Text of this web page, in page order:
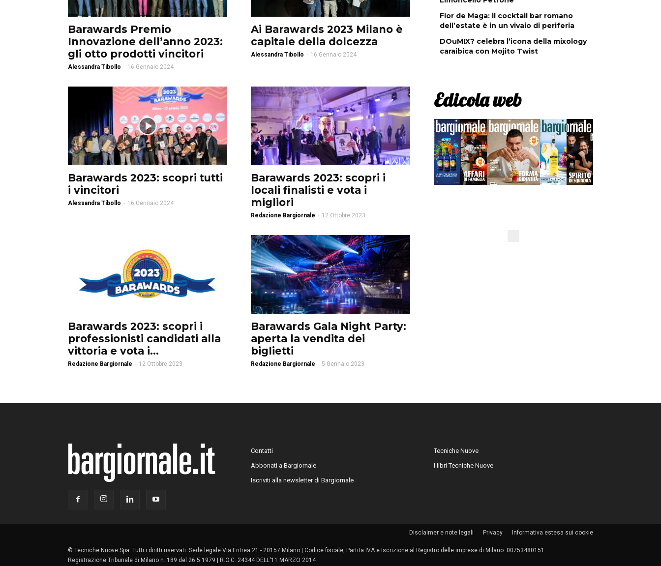
Barawards Premio
Innovazione dell’anno 2023:
gli otto prodotti vincitori
Alessandra Tibollo - 16 Gennaio 2024
Ai Barawards 2023 Milano è
capitale della dolcezza
Alessandra Tibollo - 16 Gennaio 2024
Barawards 2023: scopri tutti
i vincitori
Alessandra Tibollo - 16 Gennaio 2024
Barawards 2023: scopri i
locali finalisti e vota i
migliori
Redazione Bargiornale - 12 Ottobre 2023
Barawards 2023: scopri i
professionisti candidati alla
vittoria e vota i...
Redazione Bargiornale - 12 Ottobre 2023
Barawards Gala Night Party:
aperta la vendita dei
biglietti
Redazione Bargiornale - 5 Gennaio 2023
Flor de Maga: il cocktail bar romano
dell’estate è in un vivaio di periferia
DOuMIX? celebra l’icona della mixology
caraibica con Mojito Twist
Edicola web
Contatti
Abbonati a Bargiornale
Iscriviti alla newsletter di Bargiornale
Tecniche Nuove
I libri Tecniche Nuove
Disclaimer e note legali Privacy Informativa estesa sui cookie
© Tecniche Nuove Spa. Tutti i diritti riservati. Sede legale Via Eritrea 21 - 20157 Milano | Codice fiscale, Partita IVA e Iscrizione al Registro delle imprese di Milano: 00753480151
Registrazione Tribunale di Milano n. 189 del 26.5.1979 | R.O.C. 24344 DELL'11 MARZO 2014